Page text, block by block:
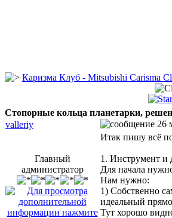
Каризма Клуб - Mitsubishi Carisma
Стопорные кольца планетарки,
valleriy
26
Главный
администратор
Итак пишу всё
1. Инструмент и
Для начала
Нам нужно:
1) Собственно
идеальный
Тут хорошо